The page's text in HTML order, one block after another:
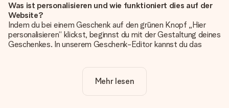
Was ist personalisieren und wie funktioniert dies auf der
Website?
Indem du bei einem Geschenk auf den grünen Knopf „Hier
personalisieren“ klickst, beginnst du mit der Gestaltung deines
Geschenkes. In unserem Geschenk-Editor kannst du das
noch eines unserer angebotenen Designs, um deinem
Geschenk die perfekte Ausstrahlung zu verleihen.
Mehr lesen